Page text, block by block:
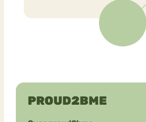
PROUD2BME